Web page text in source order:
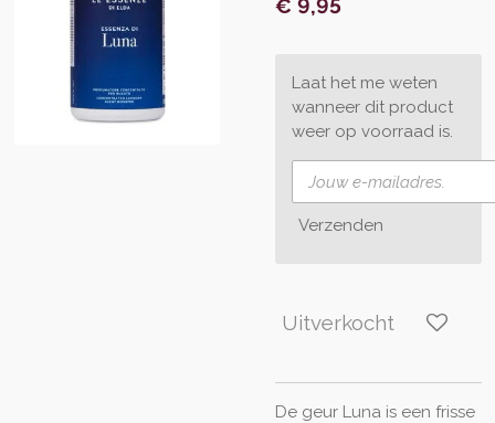
€ 9,95
Laat het me weten
wanneer dit product
weer op voorraad is.
Verzenden
Uitverkocht
De geur Luna is een frisse